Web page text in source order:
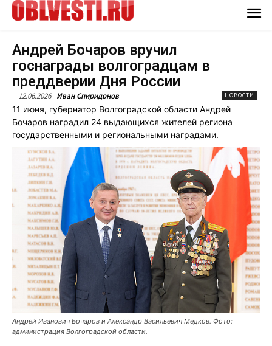
Андрей Бочаров вручил
госнаграды волгоградцам в
преддверии Дня России
12.06.2026 Иван Спиридонов НОВОСТИ
11 июня, губернатор Волгоградской области Андрей
Бочаров наградил 24 выдающихся жителей региона
государственными и региональными наградами.
Андрей Иванович Бочаров и Александр Васильевич Медков. Фото:
администрация Волгоградской области.